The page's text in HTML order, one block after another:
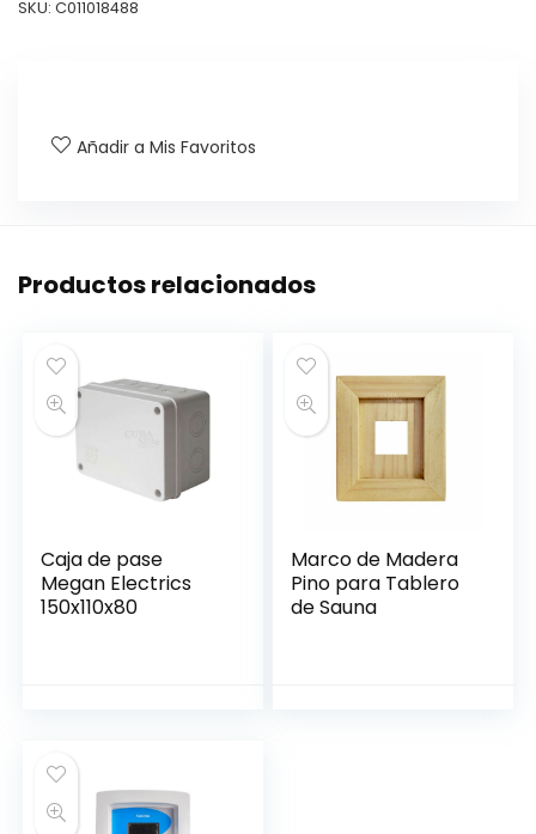
SKU: C011018488
Añadir a Mis Favoritos
Productos relacionados
Caja de pase
Megan Electrics
150x110x80
Marco de Madera
Pino para Tablero
de Sauna